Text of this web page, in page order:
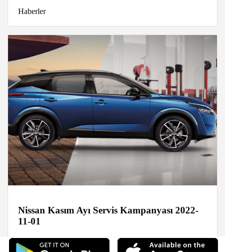
Haberler
Nissan Kasım Ayı Servis Kampanyası 2022-
11-01
Haberler